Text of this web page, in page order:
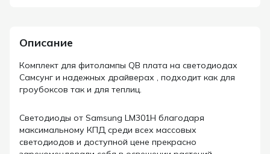
Описание
Комплект для фитолампы QB плата на светодиодах
Самсунг и надежных драйверах , подходит как для
гроубоксов так и для теплиц.
Cветодиоды от Samsung LM301H благодаря
максимальному КПД среди всех массовых
светодиодов и доступной цене прекрасно